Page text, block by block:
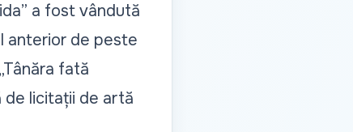
a fost vândută
anterior de peste
fată
de licitații de artă